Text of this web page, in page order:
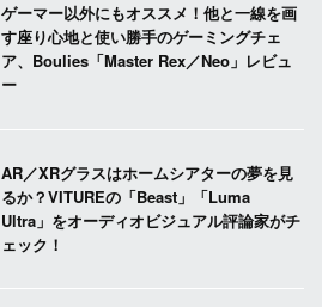
ゲーマー以外にもオススメ！他と一線を画
す座り心地と使い勝手のゲーミングチェ
ア、Boulies「Master Rex／Neo」レビュ
ー
AR／XRグラスはホームシアターの夢を見
るか？VITUREの「Beast」「Luma
Ultra」をオーディオビジュアル評論家がチ
ェック！